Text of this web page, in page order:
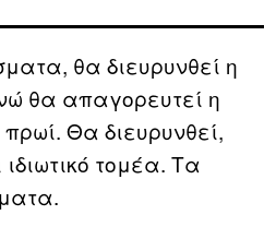
θα διευρυνθεί η
θα απαγορευτεί η
Θα διευρυνθεί,
τομέα. Τα